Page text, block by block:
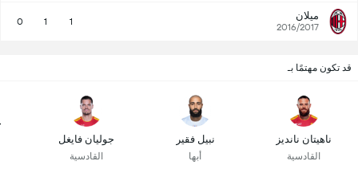
ميلان
2016/2017
1
1
0
قد تكون مهتمًا بـ
ناهيتان نانديز
القادسية
نبيل فقير
أبها
جوليان فايغل
القادسية